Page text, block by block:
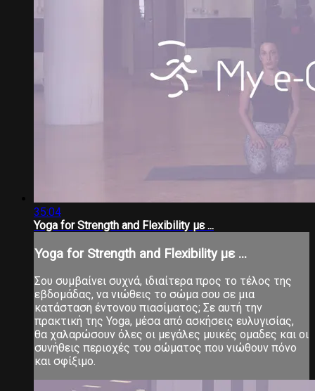
35:04
Yoga for Strength and Flexibility με ...
Yoga for Strength and Flexibility με ...
Σου συμβαίνει συχνά, ιδιαίτερα προς το τέλος της
εβδομάδας, να νιώθεις το σώμα σου σε μια
κατάσταση έντονου πιασίματος; Σε αυτή την
πρακτική της Yoga, μέσα από ασκήσεις ευλυγισίας,
θα χαλαρώσουν όλες οι μεγάλες μυικές ομαδες και οι
συνήθεις περιοχές του σώματος που νιώθουν πόνο
και σφίξιμο.